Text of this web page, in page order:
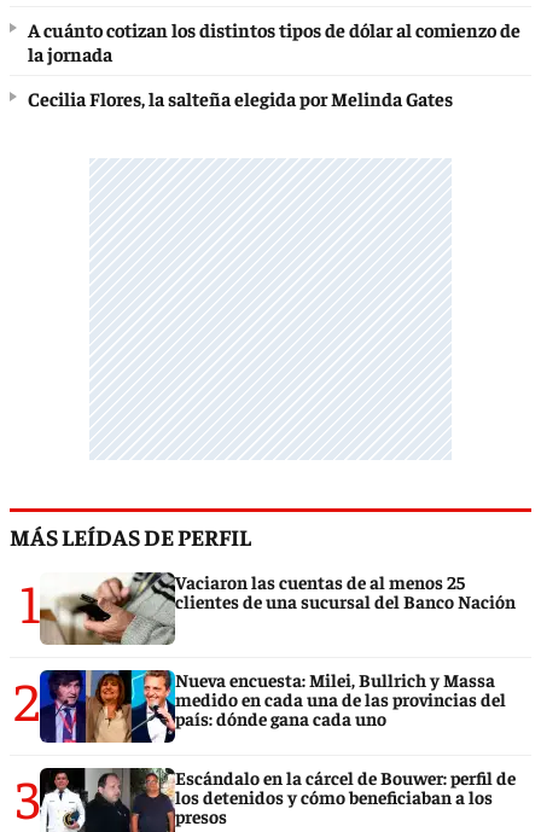
A cuánto cotizan los distintos tipos de dólar al comienzo de
la jornada
Cecilia Flores, la salteña elegida por Melinda Gates
MÁS LEÍDAS DE PERFIL
1
Vaciaron las cuentas de al menos 25
clientes de una sucursal del Banco Nación
2
Nueva encuesta: Milei, Bullrich y Massa
medido en cada una de las provincias del
país: dónde gana cada uno
3
Escándalo en la cárcel de Bouwer: perfil de
los detenidos y cómo beneficiaban a los
presos